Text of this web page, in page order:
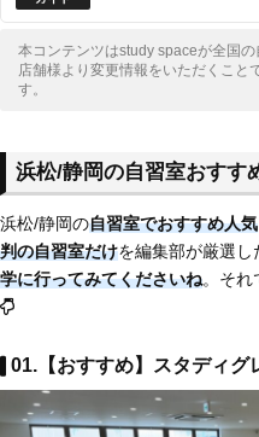
本コンテンツはstudy spaceが全国
店舗様より変更情報をいただくこと
す。
浜松/静岡の自習室おすす
浜松/静岡の自習室でおすすめ人気
判の自習室だけを編集部が厳選
学に行ってみてくださいね。それ
01.【おすすめ】スタディグ